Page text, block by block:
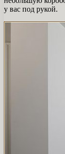
у вас под рукой.